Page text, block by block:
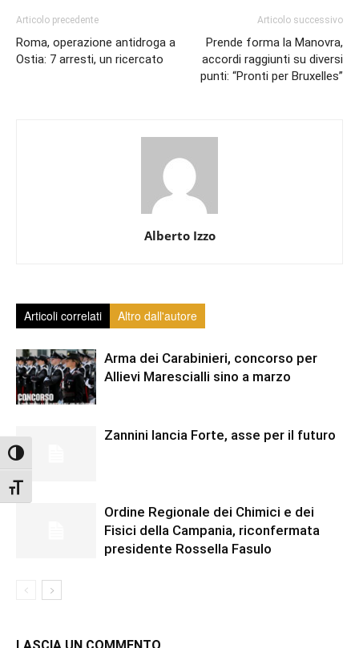
Attiva/disattiva alto contrasto
Attiva/disattiva dimensione testo
Articolo precedente
Roma, operazione antidroga a
Ostia: 7 arresti, un ricercato
Articolo successivo
Prende forma la Manovra,
accordi raggiunti su diversi
punti: “Pronti per Bruxelles”
Alberto Izzo
Articoli correlati Altro dall'autore
Arma dei Carabinieri, concorso per
Allievi Marescialli sino a marzo
Zannini lancia Forte, asse per il futuro
Ordine Regionale dei Chimici e dei
Fisici della Campania, riconfermata
presidente Rossella Fasulo